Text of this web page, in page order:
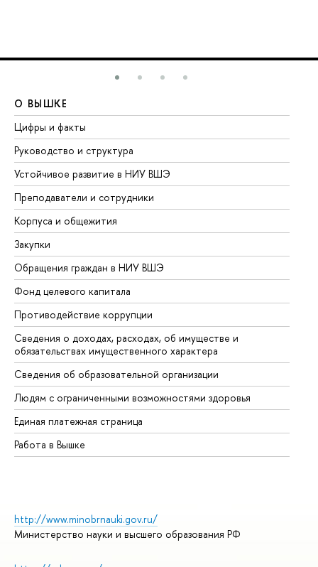
О ВЫШКЕ
Цифры и факты
Руководство и структура
Устойчивое развитие в НИУ ВШЭ
Преподаватели и сотрудники
Корпуса и общежития
Закупки
Обращения граждан в НИУ ВШЭ
Фонд целевого капитала
Противодействие коррупции
Сведения о доходах, расходах, об имуществе и
обязательствах имущественного характера
Сведения об образовательной организации
Людям с ограниченными возможностями здоровья
Единая платежная страница
Работа в Вышке
http://www.minobrnauki.gov.ru/
Министерство науки и высшего образования РФ